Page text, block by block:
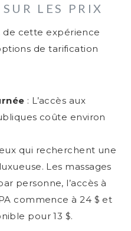
LES PRIX
cette expérience
de tarification
: L’accès aux
coûte environ
qui recherchent une
Les massages
personne, l’accès à
commence à 24 $ et
pour 13 $.